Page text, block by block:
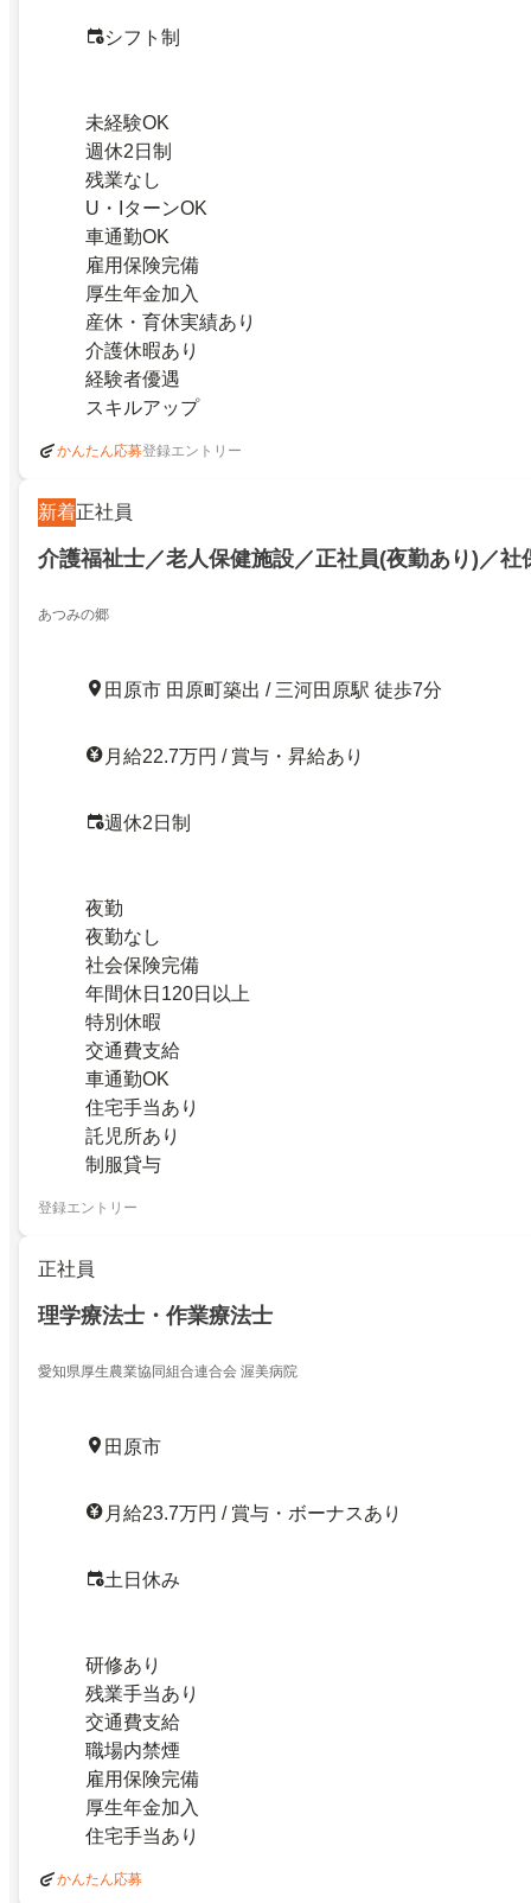
シフト制
未経験OK
週休2日制
残業なし
U・IターンOK
車通勤OK
雇用保険完備
厚生年金加入
産休・育休実績あり
介護休暇あり
経験者優遇
スキルアップ
かんたん応募登録エントリー
新着正社員
介護福祉士／老人保健施設／正社員(夜勤あり)／社
あつみの郷
田原市 田原町築出 / 三河田原駅 徒歩7分
月給22.7万円 / 賞与・昇給あり
週休2日制
夜勤
夜勤なし
社会保険完備
年間休日120日以上
特別休暇
交通費支給
車通勤OK
住宅手当あり
託児所あり
制服貸与
登録エントリー
正社員
理学療法士・作業療法士
愛知県厚生農業協同組合連合会 渥美病院
田原市
月給23.7万円 / 賞与・ボーナスあり
土日休み
研修あり
残業手当あり
交通費支給
職場内禁煙
雇用保険完備
厚生年金加入
住宅手当あり
かんたん応募